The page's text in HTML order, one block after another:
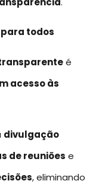
todos
é
acesso às
divulgação
de reuniões e
, eliminando